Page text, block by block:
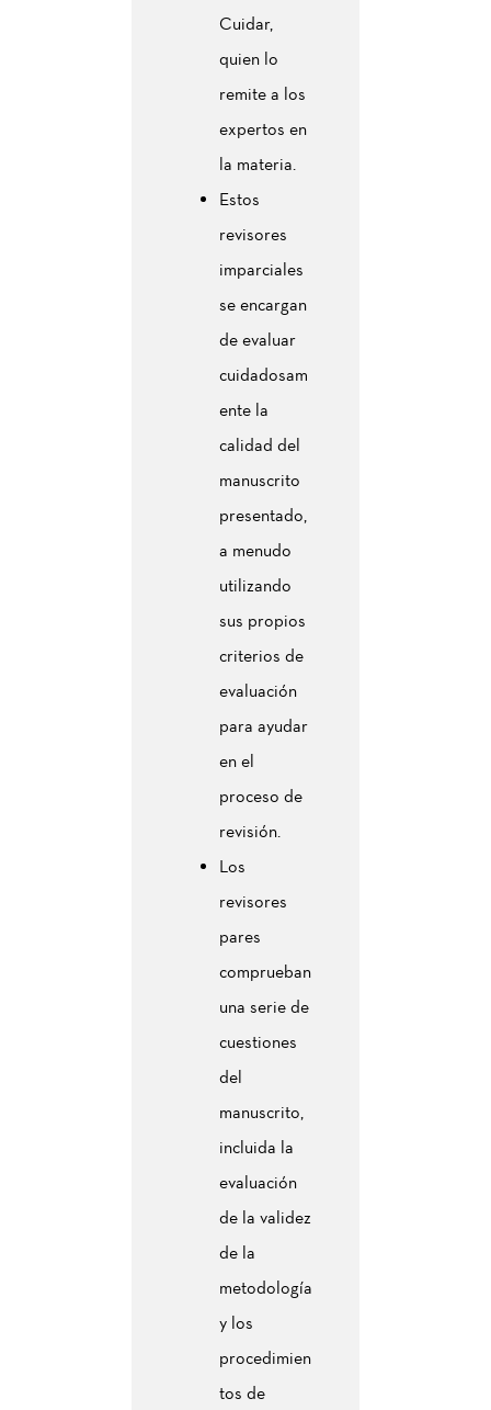
Cuidar,
quien lo
remite a los
expertos en
la materia.
Estos
revisores
imparciales
se encargan
de evaluar
cuidadosam
ente la
calidad del
manuscrito
presentado,
a menudo
utilizando
sus propios
criterios de
evaluación
para ayudar
en el
proceso de
revisión.
Los
revisores
pares
comprueban
una serie de
cuestiones
del
manuscrito,
incluida la
evaluación
de la validez
de la
metodología
y los
procedimien
tos de